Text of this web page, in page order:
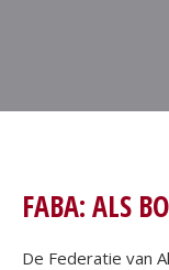
FABA: ALS
De Federatie van